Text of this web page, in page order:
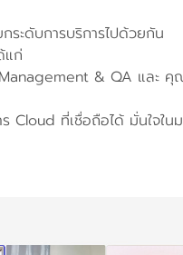
ระดับการบริการไปด้วยกัน
แก่
& QA และ
ที่เชื่อถือได้ มั่นใจใน